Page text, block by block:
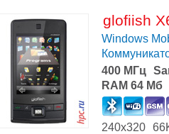
glofiish
Windows
400 МГц
RAM 64 Мб
240x320